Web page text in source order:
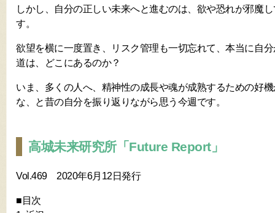
しかし、自分の正しい未来へと進むのは、欲や恐れが邪魔
す。
欲望を横に一度置き、リスク管理も一切忘れて、本当に自
道は、どこにあるのか？
いま、多くの人へ、精神性の成長や魂が成熟するための好
な、と昔の自分を振り返りながら思う今週です。
高城未来研究所「Future Report」
Vol.469 2020年6月12日発行
■目次